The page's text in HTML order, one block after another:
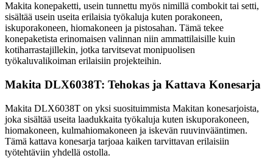
Makita konepaketti, usein tunnettu myös nimillä combokit tai setti,
sisältää usein useita erilaisia työkaluja kuten porakoneen,
iskuporakoneen, hiomakoneen ja pistosahan. Tämä tekee
konepaketista erinomaisen valinnan niin ammattilaisille kuin
kotiharrastajillekin, jotka tarvitsevat monipuolisen
työkaluvalikoiman erilaisiin projekteihin.
Makita DLX6038T: Tehokas ja Kattava Konesarja
Makita DLX6038T on yksi suosituimmista Makitan konesarjoista,
joka sisältää useita laadukkaita työkaluja kuten iskuporakoneen,
hiomakoneen, kulmahiomakoneen ja iskevän ruuvinvääntimen.
Tämä kattava konesarja tarjoaa kaiken tarvittavan erilaisiin
työtehtäviin yhdellä ostolla.